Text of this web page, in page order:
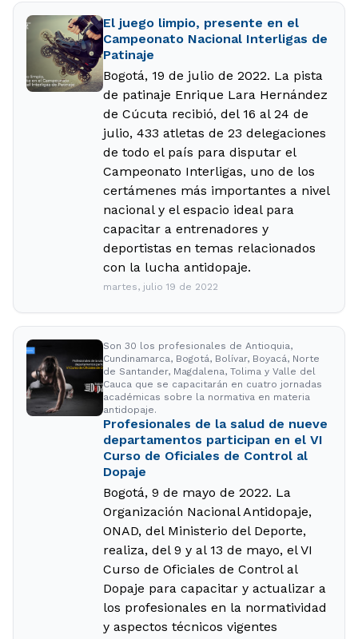
El juego limpio, presente en el
Campeonato Nacional Interligas de
Patinaje
Bogotá, 19 de julio de 2022. La pista
de patinaje Enrique Lara Hernández
de Cúcuta recibió, del 16 al 24 de
julio, 433 atletas de 23 delegaciones
de todo el país para disputar el
Campeonato Interligas, uno de los
certámenes más importantes a nivel
nacional y el espacio ideal para
capacitar a entrenadores y
deportistas en temas relacionados
con la lucha antidopaje.
martes, julio 19 de 2022
Son 30 los profesionales de Antioquia,
Cundinamarca, Bogotá, Bolívar, Boyacá, Norte
de Santander, Magdalena, Tolima y Valle del
Cauca que se capacitarán en cuatro jornadas
académicas sobre la normativa en materia
antidopaje.
Profesionales de la salud de nueve
departamentos participan en el VI
Curso de Oficiales de Control al
Dopaje
Bogotá, 9 de mayo de 2022. La
Organización Nacional Antidopaje,
ONAD, del Ministerio del Deporte,
realiza, del 9 y al 13 de mayo, el VI
Curso de Oficiales de Control al
Dopaje para capacitar y actualizar a
los profesionales en la normatividad
y aspectos técnicos vigentes